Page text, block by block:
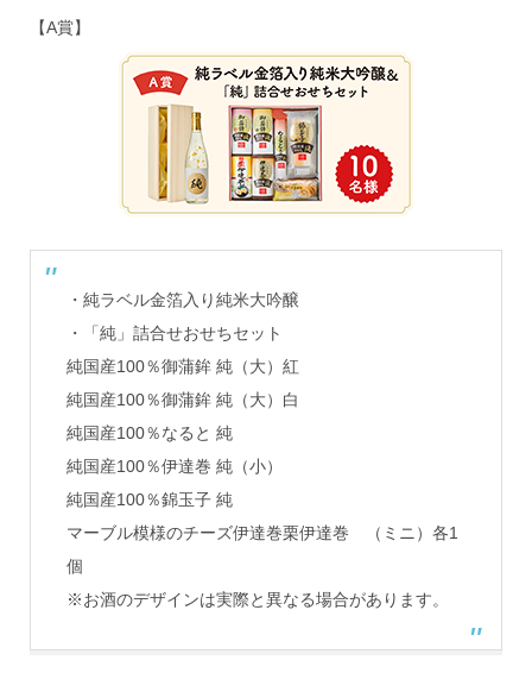
【A賞】
・純ラベル金箔入り純米大吟醸
・「純」詰合せおせちセット
純国産100％御蒲鉾 純（大）紅
純国産100％御蒲鉾 純（大）白
純国産100％なると 純
純国産100％伊達巻 純（小）
純国産100％錦玉子 純
マーブル模様のチーズ伊達巻栗伊達巻 （ミニ）各1
個
※お酒のデザインは実際と異なる場合があります。